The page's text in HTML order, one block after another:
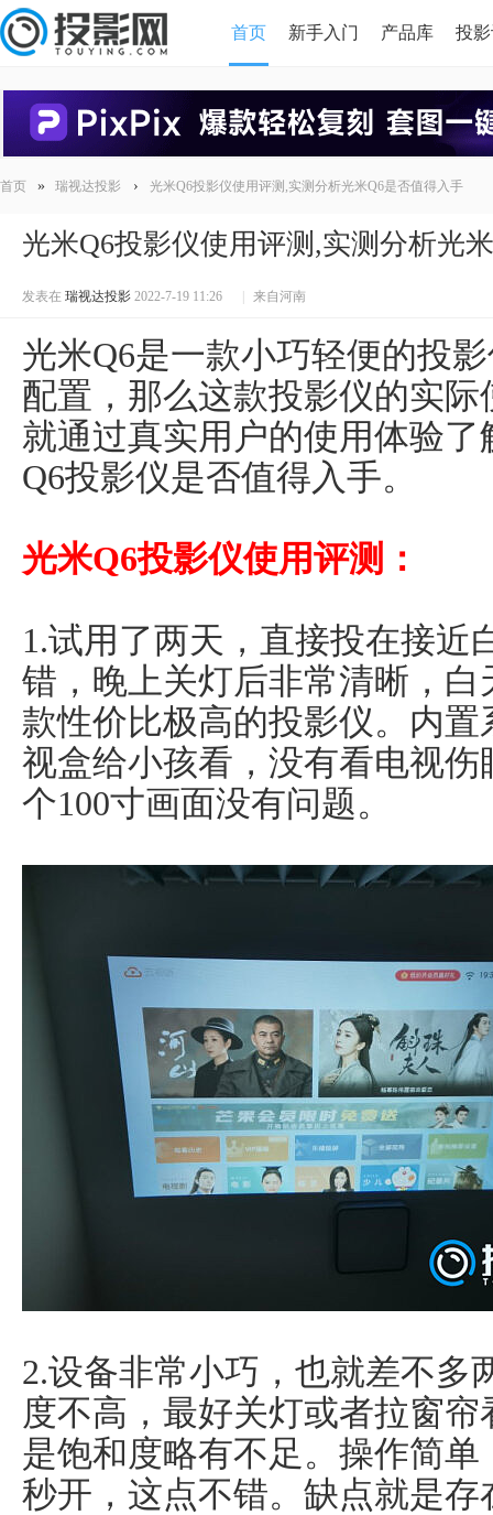
首页 新手入门 产品库 投
首页 » 瑞视达投影 › 光米Q6投影仪使用评测,实测分析光米Q6是否值得入手
光米Q6投影仪使用评测,实测分析光
发表在 瑞视达投影 2022-7-19 11:26 来自河南
光米Q6是一款小巧轻便的投
配置，那么这款投影仪的实
就通过真实用户的使用体验
Q6投影仪是否值得入手。
光米Q6投影仪使用评测：
1.试用了两天，直接投在接近
错，晚上关灯后非常清晰，
款性价比极高的投影仪。内
视盒给小孩看，没有看电视
个100寸画面没有问题。
2.设备非常小巧，也就差不多
度不高，最好关灯或者拉窗
是饱和度略有不足。操作简
秒开，这点不错。缺点就是